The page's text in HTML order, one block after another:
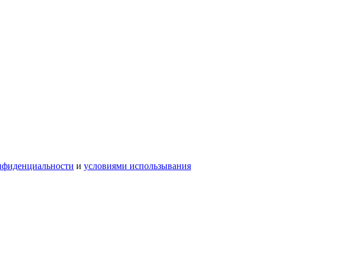
и условиями использывания